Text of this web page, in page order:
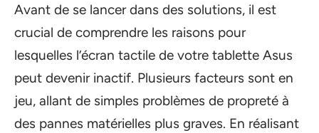
Avant de se lancer dans des solutions, il est
crucial de comprendre les raisons pour
lesquelles l’écran tactile de votre tablette Asus
peut devenir inactif. Plusieurs facteurs sont en
jeu, allant de simples problèmes de propreté à
des pannes matérielles plus graves. En réalisant